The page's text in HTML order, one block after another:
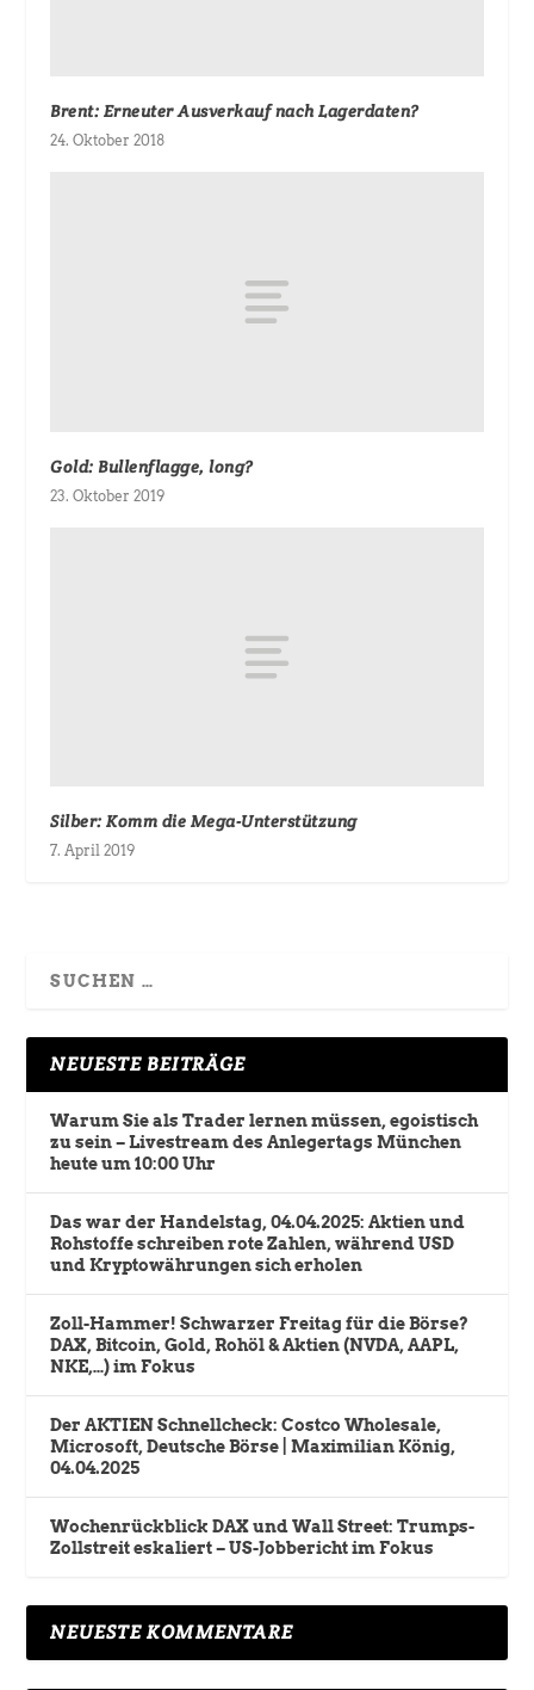
Brent: Erneuter Ausverkauf nach Lagerdaten?
24. Oktober 2018
Gold: Bullenflagge, long?
23. Oktober 2019
Silber: Komm die Mega-Unterstützung
7. April 2019
NEUESTE BEITRÄGE
Warum Sie als Trader lernen müssen, egoistisch
zu sein – Livestream des Anlegertags München
heute um 10:00 Uhr
Das war der Handelstag, 04.04.2025: Aktien und
Rohstoffe schreiben rote Zahlen, während USD
und Kryptowährungen sich erholen
Zoll-Hammer! Schwarzer Freitag für die Börse?
DAX, Bitcoin, Gold, Rohöl & Aktien (NVDA, AAPL,
NKE,…) im Fokus
Der AKTIEN Schnellcheck: Costco Wholesale,
Microsoft, Deutsche Börse | Maximilian König,
04.04.2025
Wochenrückblick DAX und Wall Street: Trumps-
Zollstreit eskaliert – US-Jobbericht im Fokus
NEUESTE KOMMENTARE